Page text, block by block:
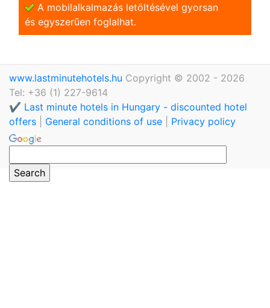
A mobilalkalmazás letöltésével gyorsan
és egyszerũen foglalhat.
www.lastminutehotels.hu Copyright © 2002 - 2026
Tel: +36 (1) 227-9614
✔️ Last minute hotels in Hungary - discounted hotel
offers
General conditions of use Privacy policy